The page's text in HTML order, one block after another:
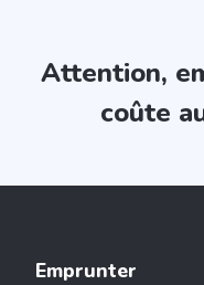
Attention,
coûte
Emprunter